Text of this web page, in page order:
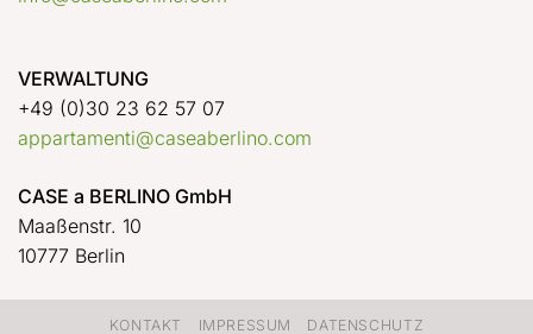
VERWALTUNG
+49 (0)30 23 62 57 07
appartamenti@caseaberlino.com
CASE a BERLINO GmbH
Maaßenstr. 10
10777 Berlin
KONTAKT IMPRESSUM DATENSCHUTZ